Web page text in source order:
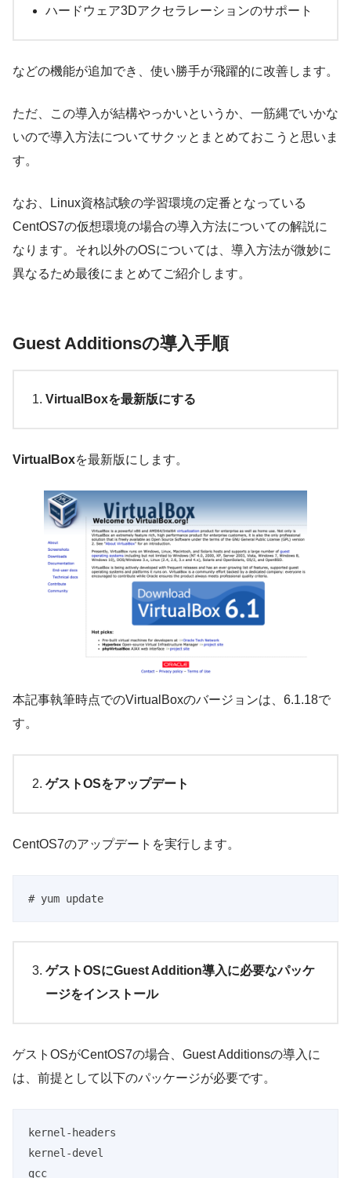
ハードウェア3Dアクセラレーションのサポート
などの機能が追加でき、使い勝手が飛躍的に改善します。
ただ、この導入が結構やっかいというか、一筋縄でいかな
いので導入方法についてサクッとまとめておこうと思いま
す。
なお、Linux資格試験の学習環境の定番となっている
CentOS7の仮想環境の場合の導入方法についての解説に
なります。それ以外のOSについては、導入方法が微妙に
異なるため最後にまとめてご紹介します。
Guest Additionsの導入手順
VirtualBoxを最新版にする
VirtualBoxを最新版にします。
本記事執筆時点でのVirtualBoxのバージョンは、6.1.18で
す。
ゲストOSをアップデート
CentOS7のアップデートを実行します。
# yum update
ゲストOSにGuest Addition導入に必要なパッケ
ージをインストール
ゲストOSがCentOS7の場合、Guest Additionsの導入に
は、前提として以下のパッケージが必要です。
kernel-headers
kernel-devel
gcc